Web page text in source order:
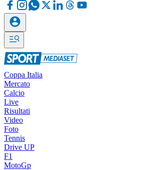
Coppa Italia
Mercato
Calcio
Live
Risultati
Video
Foto
Tennis
Drive UP
F1
MotoGp